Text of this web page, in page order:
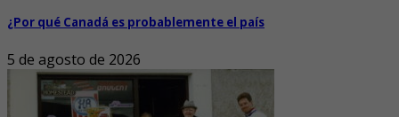
¿Por qué Canadá es probablemente el país
5 de agosto de 2026